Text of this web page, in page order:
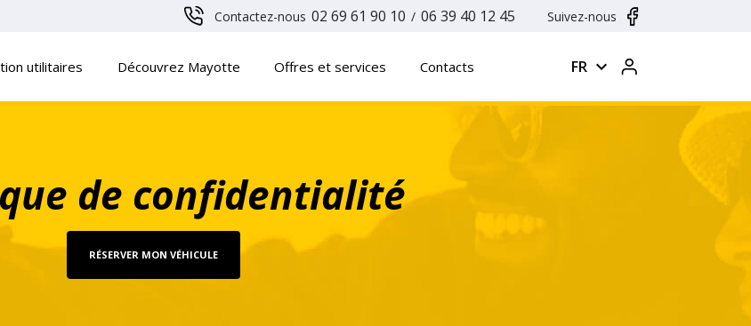
Contactez-nous 02 69 61 90 10 / 06 39 40 12 45 Suivez-nous
utilitaires Découvrez Mayotte Offres et services Contacts FR expand_more
de confidentialité
RÉSERVER MON VÉHICULE